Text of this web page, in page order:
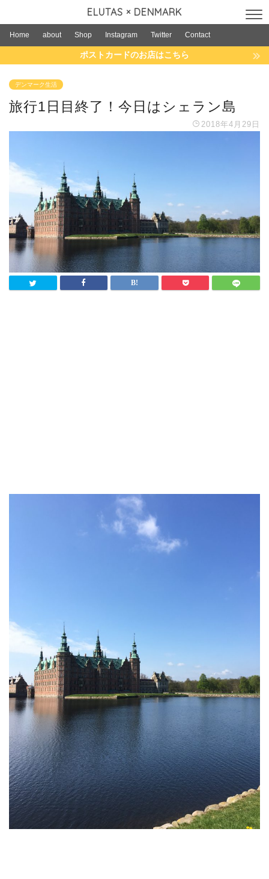
ELUTAS × DENMARK
Home about Shop Instagram Twitter Contact
ポストカードのお店はこちら
デンマーク生活
旅行1日目終了！今日はシェラン島
2018年4月29日